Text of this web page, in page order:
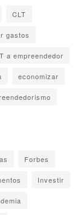
CLT
gastos
a empreendedor
economizar
Forbes
Investir